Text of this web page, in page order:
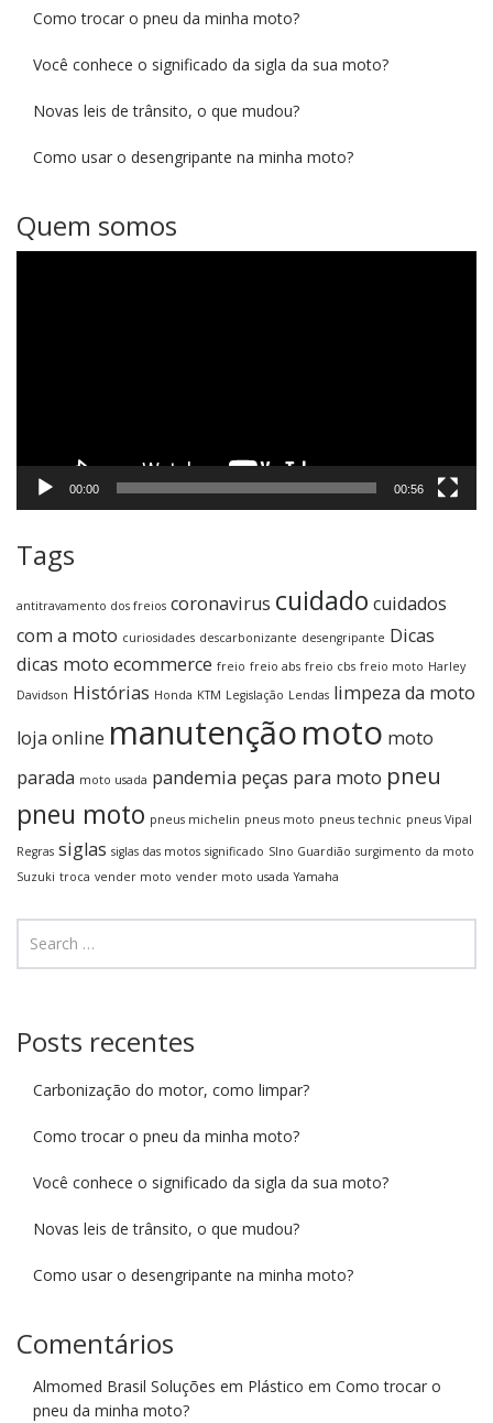
Como trocar o pneu da minha moto?
Você conhece o significado da sigla da sua moto?
Novas leis de trânsito, o que mudou?
Como usar o desengripante na minha moto?
Quem somos
00:00 00:56
Tags
antitravamento dos freios coronavirus cuidado cuidados
com a moto curiosidades descarbonizante desengripante Dicas
dicas moto ecommerce freio freio abs freio cbs freio moto Harley
Davidson Histórias Honda KTM Legislação Lendas limpeza da moto
loja online manutençãomoto moto
parada moto usada pandemia peças para moto pneu
pneu moto pneus michelin pneus moto pneus technic pneus Vipal
Regras siglas siglas das motos significado SIno Guardião surgimento da moto
Suzuki troca vender moto vender moto usada Yamaha
Posts recentes
Carbonização do motor, como limpar?
Como trocar o pneu da minha moto?
Você conhece o significado da sigla da sua moto?
Novas leis de trânsito, o que mudou?
Como usar o desengripante na minha moto?
Comentários
Almomed Brasil Soluções em Plástico em Como trocar o
pneu da minha moto?